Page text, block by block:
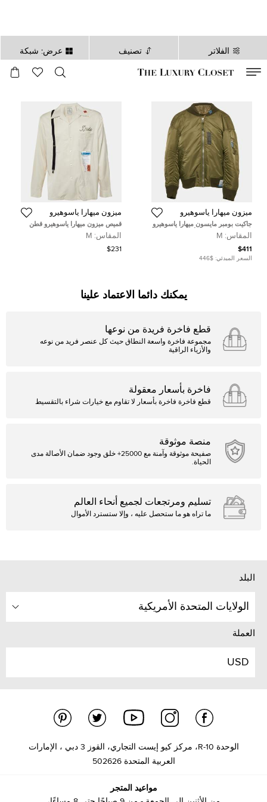
الفلاتر تصنيف عرض: شبكة
ثانية
ميزون ميهارا ياسوهيرو
جاكيت بومبر مايسون ميهارا ياسوهيرو
نايلون مبطن بسحاب أخضر كاكي
مقاس متوسط
المقاس: M
$411
السعر المبدئي: $446
ميزون ميهارا ياسوهيرو
قميص ميزون ميهارا ياسوهيرو قطن
مزيج مطرز بيج مقاس متوسط
المقاس: M
$231
يمكنك دائما الاعتماد علينا
قطع فاخرة فريدة من نوعها
مجموعة فاخرة واسعة النطاق حيث كل عنصر فريد من نوعه
والأزياء الراقية
فاخرة بأسعار معقولة
قطع فاخرة فاخرة بأسعار لا تقاوم مع خيارات شراء بالتقسيط
منصة موثوقة
صفيحة موثوقة وآمنة مع 25000+ خلق وجود ضمان الأصالة مدى
الحياة.
تسليم ومرتجعات لجميع أنحاء العالم
ما تراه هو ما ستحصل عليه ، وإلا ستسترد الأموال
البلد
الولايات المتحدة الأمريكية
العملة
USD
الوحدة R-10، مركز كيو إيست التجاري، القوز 3 دبي ، الإمارات
العربية المتحدة 502626
مواعيد المتجر